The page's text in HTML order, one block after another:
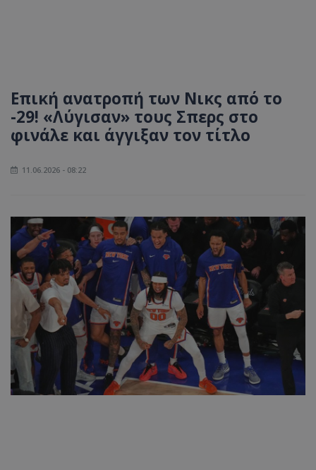
Επική ανατροπή των Νικς από το
-29! «Λύγισαν» τους Σπερς στο
φινάλε και άγγιξαν τον τίτλο
11.06.2026 - 08:22